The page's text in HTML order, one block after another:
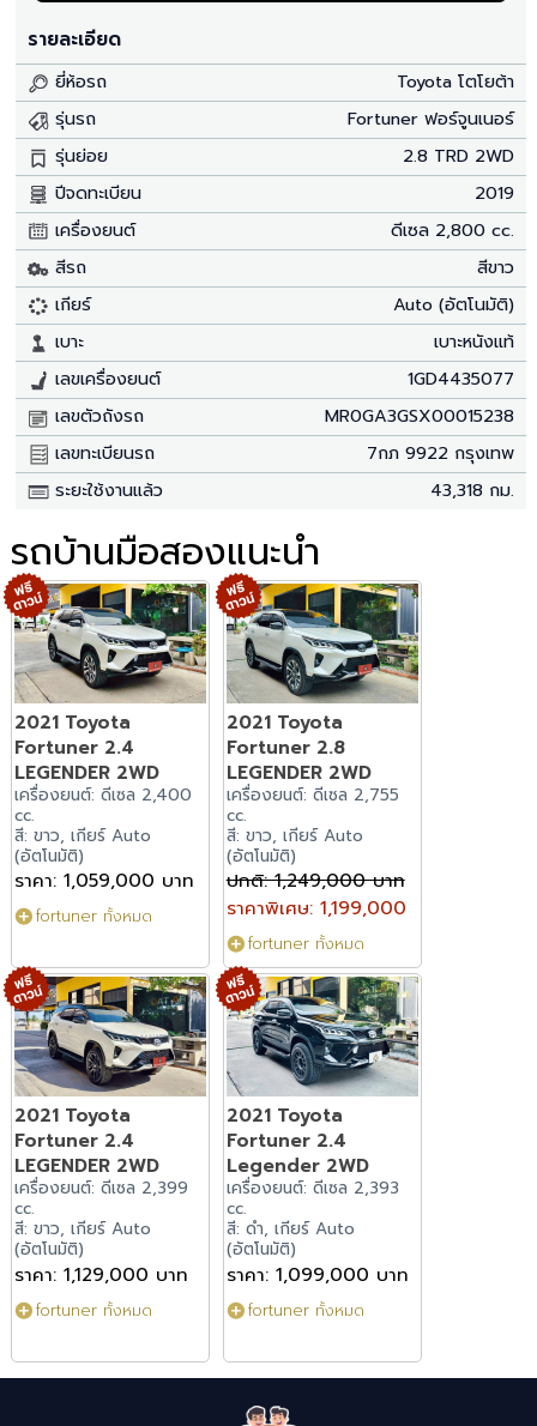
รายละเอียด
ยี่ห้อรถ
Toyota โตโยต้า
รุ่นรถ
Fortuner ฟอร์จูนเนอร์
รุ่นย่อย
2.8 TRD 2WD
ปีจดทะเบียน
2019
เครื่องยนต์
ดีเซล 2,800 cc.
สีรถ
สีขาว
เกียร์
Auto (อัตโนมัติ)
เบาะ
เบาะหนังแท้
เลขเครื่องยนต์
1GD4435077
เลขตัวถังรถ
MR0GA3GSX00015238
เลขทะเบียนรถ
7กภ 9922 กรุงเทพ
ระยะใช้งานแล้ว
43,318 กม.
รถบ้านมือสองแนะนำ
2021 Toyota
Fortuner 2.4
LEGENDER 2WD
เครื่องยนต์: ดีเซล 2,400
cc.
สี: ขาว, เกียร์ Auto
(อัตโนมัติ)
ราคา: 1,059,000 บาท
fortuner ทั้งหมด
2021 Toyota
Fortuner 2.8
LEGENDER 2WD
เครื่องยนต์: ดีเซล 2,755
cc.
สี: ขาว, เกียร์ Auto
(อัตโนมัติ)
ปกติ: 1,249,000 บาท
ราคาพิเศษ: 1,199,000
fortuner ทั้งหมด
2021 Toyota
Fortuner 2.4
LEGENDER 2WD
เครื่องยนต์: ดีเซล 2,399
cc.
สี: ขาว, เกียร์ Auto
(อัตโนมัติ)
ราคา: 1,129,000 บาท
fortuner ทั้งหมด
2021 Toyota
Fortuner 2.4
Legender 2WD
เครื่องยนต์: ดีเซล 2,393
cc.
สี: ดำ, เกียร์ Auto
(อัตโนมัติ)
ราคา: 1,099,000 บาท
fortuner ทั้งหมด